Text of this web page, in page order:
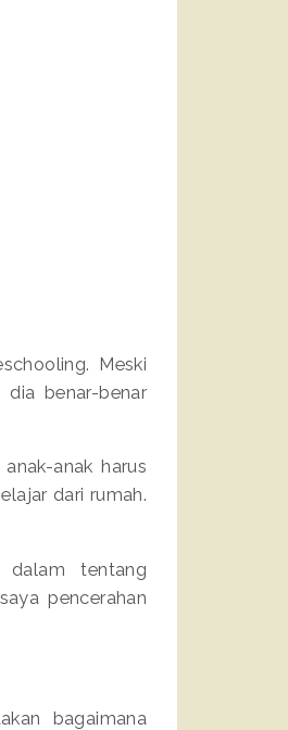
Meski
benar-benar
anak harus
dari rumah.
dalam tentang
pencerahan
bagaimana